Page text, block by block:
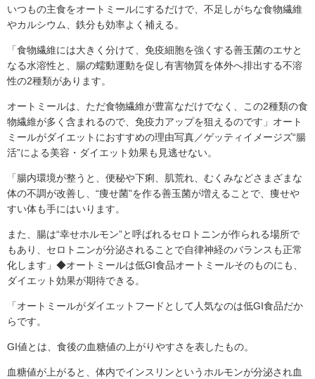
いつもの主食をオートミールにするだけで、不足しがちな食物繊維
やカルシウム、鉄分も効率よく補える。
「食物繊維には大きく分けて、免疫細胞を強くする善玉菌のエサと
なる水溶性と、腸の蠕動運動を促し有害物質を体外へ排出する不溶
性の2種類があります。
オートミールは、ただ食物繊維が豊富なだけでなく、この2種類の食
物繊維が多く含まれるので、免疫力アップを狙えるのです」オート
ミールがダイエットにおすすめの理由写真／ゲッティイメージズ“腸
活”による美容・ダイエット効果も見逃せない。
「腸内環境が整うと、便秘や下痢、肌荒れ、むくみなどさまざまな
体の不調が改善し、“痩せ菌”を作る善玉菌が増えることで、痩せや
すい体も手にはいります。
また、腸は“幸せホルモン”と呼ばれるセロトニンが作られる場所で
もあり、セロトニンが分泌されることで自律神経のバランスも正常
化します」◆オートミールは低GI食品オートミールそのものにも、
ダイエット効果が期待できる。
「オートミールがダイエットフードとして人気なのは低GI食品だか
らです。
GI値とは、食後の血糖値の上がりやすさを表したもの。
血糖値が上がると、体内でインスリンというホルモンが分泌され血